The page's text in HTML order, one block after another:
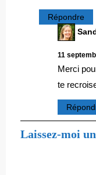
Répondre
11
Merci
te
Laissez-moi